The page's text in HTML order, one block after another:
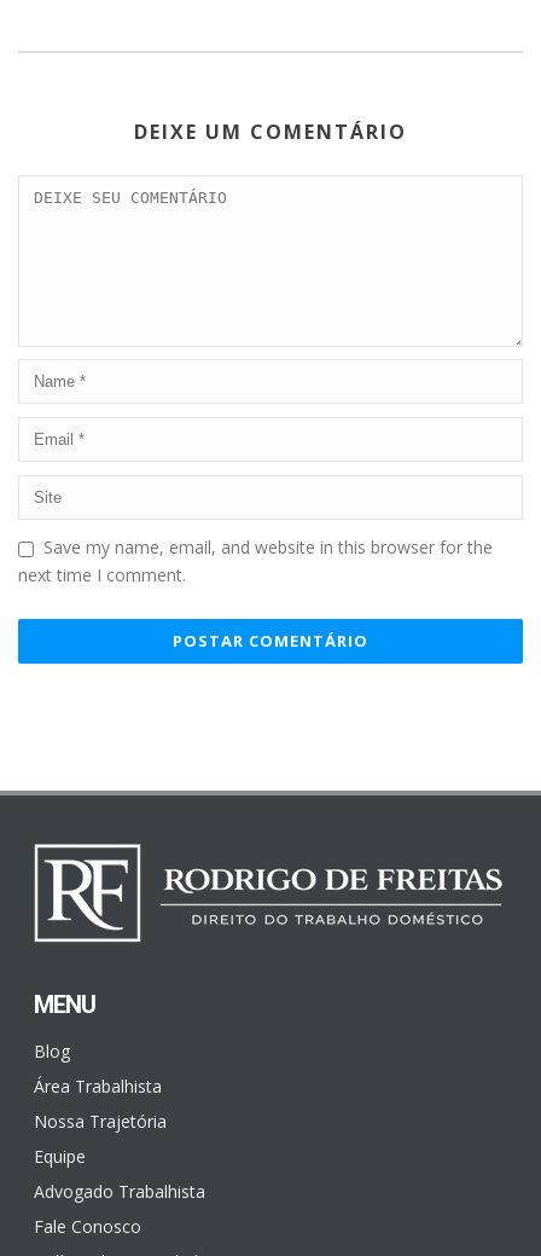
DEIXE UM COMENTÁRIO
Save my name, email, and website in this browser for the
next time I comment.
MENU
Blog
Área Trabalhista
Nossa Trajetória
Equipe
Advogado Trabalhista
Fale Conosco